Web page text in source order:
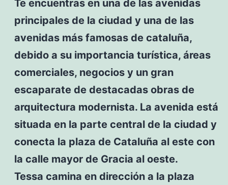
Te encuentras en una de las avenidas
principales de la ciudad y una de las
avenidas más famosas de cataluña,
debido a su importancia turística, áreas
comerciales, negocios y un gran
escaparate de destacadas obras de
arquitectura modernista. La avenida está
situada en la parte central de la ciudad y
conecta la plaza de Cataluña al este con
la calle mayor de Gracia al oeste.
Tessa camina en dirección a la plaza